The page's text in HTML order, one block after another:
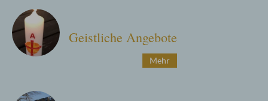
Geistliche Angebote
Mehr